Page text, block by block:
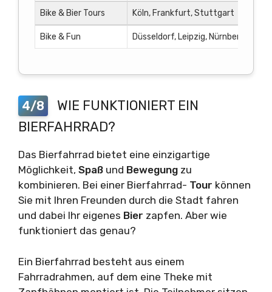
Bike & Bier Tours Köln, Frankfurt, Stuttgart
Bike & Fun Düsseldorf, Leipzig, Nürnberg
4/8
WIE FUNKTIONIERT EIN
BIERFAHRRAD?
Das Bierfahrrad bietet eine einzigartige
Möglichkeit, Spaß und Bewegung zu
kombinieren. Bei einer Bierfahrrad- Tour können
Sie mit Ihren Freunden durch die Stadt fahren
und dabei Ihr eigenes Bier zapfen. Aber wie
funktioniert das genau?
Ein Bierfahrrad besteht aus einem
Fahrradrahmen, auf dem eine Theke mit